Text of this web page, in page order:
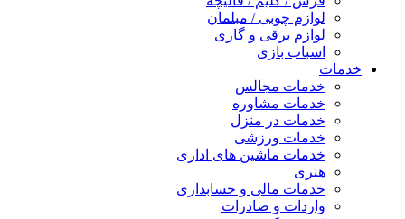
لوازم چوبی / مبلمان
لوازم برقی و گازی
اسباب بازی
خدمات
خدمات مجالس
خدمات مشاوره
خدمات در منزل
خدمات ورزشی
خدمات ماشین های اداری
هنری
خدمات مالی و حسابداری
واردات و صادرات